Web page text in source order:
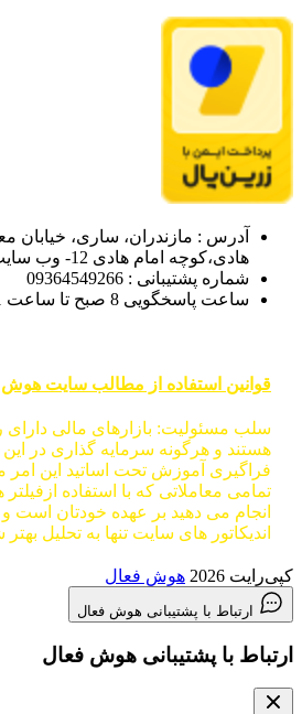
آدرس : مازندران، ساری، خیابان
هادی،کوچه امام هادی 12- وب سایت هوش فعال
شماره پشتیبانی : 09364549266
ساعت پاسخگویی 8 صبح تا ساعت 21
قوانین استفاده از مطالب سایت
سلب مسئولیت: بازارهای مالی
هستند و هرگونه سرمایه گذاری در این
فراگیری آموزش تحت اساتید این
تمامی معاملاتی که با استفاده
انجام می دهید بر عهده خودتان است
اندیکاتور های سایت تنها به تحلیل
کپی‌رایت 2026 هوش فعال
ارتباط با پشتیبانی هوش فعال
ارتباط با پشتیبانی هوش فعال